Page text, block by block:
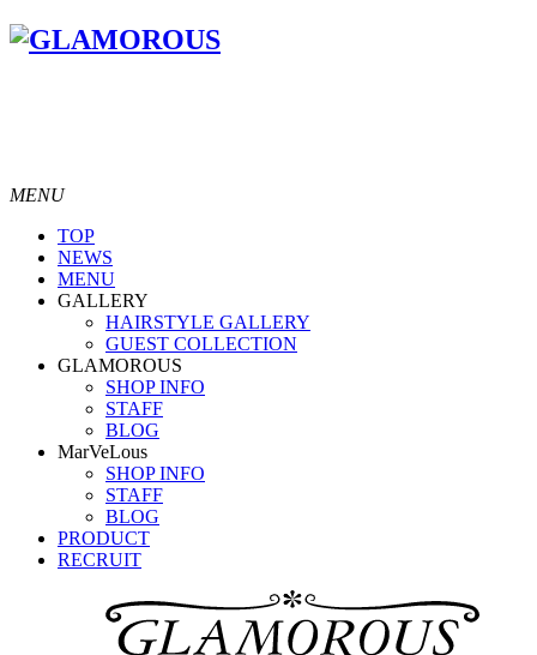
MENU
TOP
NEWS
MENU
GALLERY
HAIRSTYLE GALLERY
GUEST COLLECTION
GLAMOROUS
SHOP INFO
STAFF
BLOG
MarVeLous
SHOP INFO
STAFF
BLOG
PRODUCT
RECRUIT